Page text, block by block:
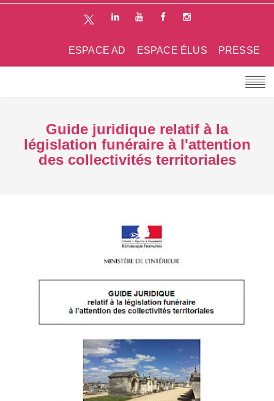
PRESSE
ESPACE ÉLUS
ESPACE AD
Guide juridique relatif à la
législation funéraire à l'attention
des collectivités territoriales